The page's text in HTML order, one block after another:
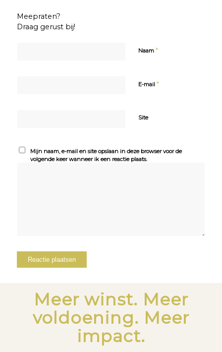
Meepraten?
Draag gerust bij!
Naam *
E-mail *
Site
Mijn naam, e-mail en site opslaan in deze browser voor de
volgende keer wanneer ik een reactie plaats.
Meer winst. Meer
voldoening. Meer
impact.